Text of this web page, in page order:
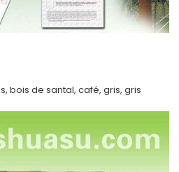
bois de santal, café, gris, gris